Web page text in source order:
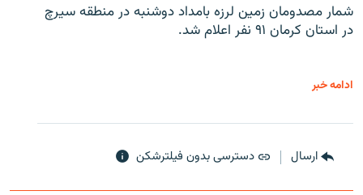
شمار مصدومان زمین لرزه بامداد دوشنبه در منطقه سیرچ
در استان کرمان ۹۱ نفر اعلام شد.
ادامه خبر
ارسال دسترسی بدون فیلترشکن